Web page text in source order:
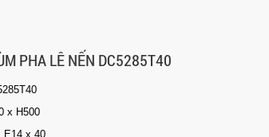
PHA LÊ NẾN DC5285T40
x H500
E14 x 40